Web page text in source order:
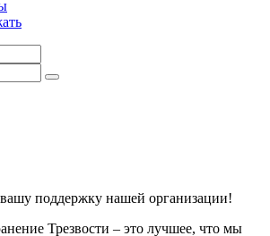
поддержку нашей организации!
Трезвости – это лучшее, что мы